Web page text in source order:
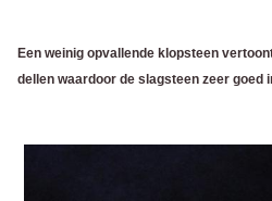
Een weinig opvallende klopsteen
dellen waardoor de slagsteen zeer goed